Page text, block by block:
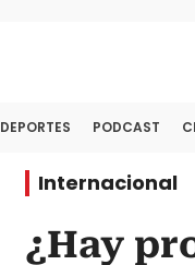
DEPORTES PODCAST
Internacional
¿Hay